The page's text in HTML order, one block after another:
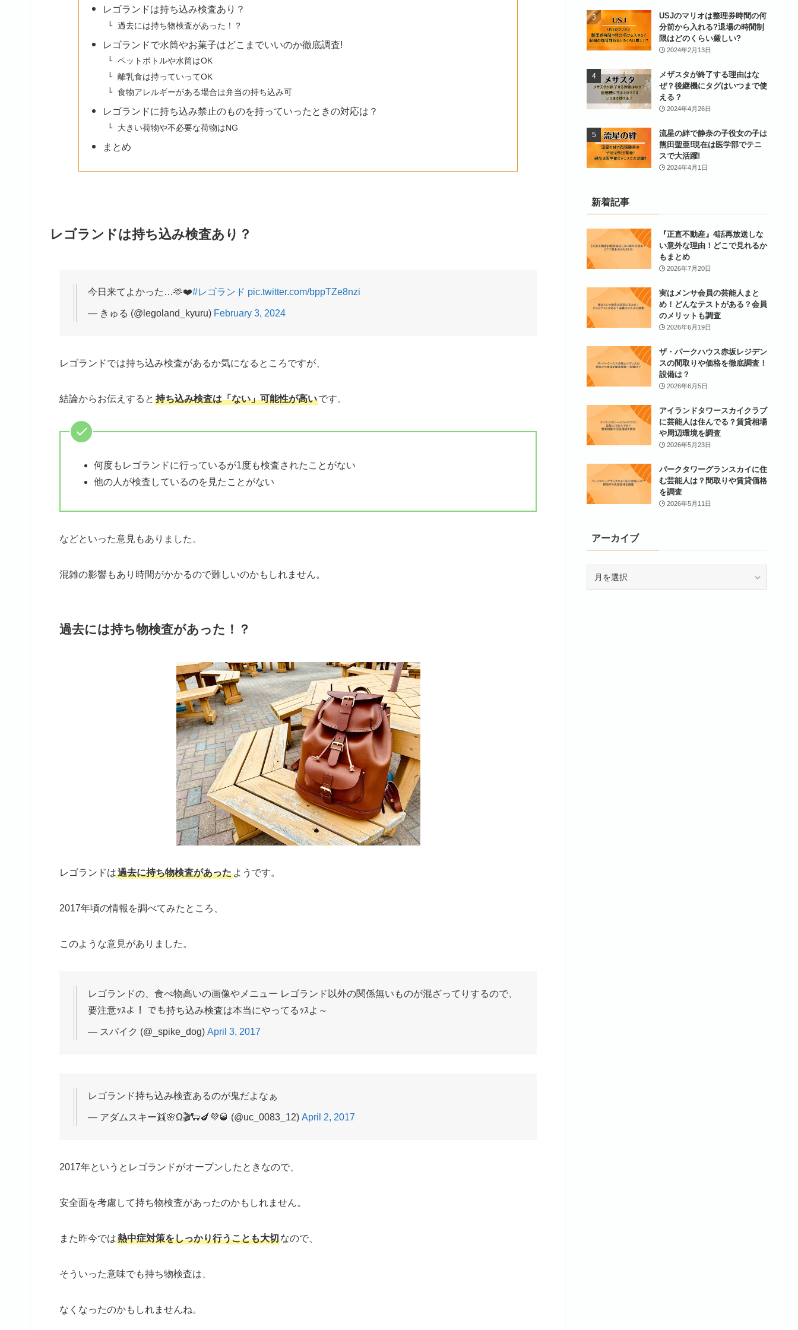
レゴランドは持ち込み検査あり？
過去には持ち物検査があった！？
レゴランドで水筒やお菓子はどこまでいいのか徹底調査!
ペットボトルや水筒はOK
離乳食は持っていってOK
食物アレルギーがある場合は弁当の持ち込み可
レゴランドに持ち込み禁止のものを持っていったときの対応は？
大きい荷物や不必要な荷物はNG
まとめ
レゴランドは持ち込み検査あり？
今日来てよかった…🫶❤️#レゴランド pic.twitter.com/bppTZe8nzi
— きゅる (@legoland_kyuru) February 3, 2024
レゴランドでは持ち込み検査があるか気になるところですが、
結論からお伝えすると 持ち込み検査は「ない」可能性が高いです。
何度もレゴランドに行っているが1度も検査されたことがない
他の人が検査しているのを見たことがない
などといった意見もありました。
混雑の影響もあり時間がかかるので難しいのかもしれません。
過去には持ち物検査があった！？
レゴランドは過去に持ち物検査があった ようです。
2017年頃の情報を調べてみたところ、
このような意見がありました。
レゴランドの、食べ物高いの画像やメニュー レゴランド以外の関係無いものが混ざってりするので、
要注意ｯｽよ！ でも持ち込み検査は本当にやってるｯｽよ～
— スパイク (@_spike_dog) April 3, 2017
レゴランド持ち込み検査あるのが鬼だよなぁ
— アダムスキー👯🌸Ω🎬🐑🍆💜🥃 (@uc_0083_12) April 2, 2017
2017年というとレゴランドがオープンしたときなので、
安全面を考慮して持ち物検査があったのかもしれません。
また昨今では熱中症対策をしっかり行うことも大切なので、
そういった意味でも持ち物検査は、
なくなったのかもしれませんね。
USJのマリオは整理券時間の何
分前から入れる?退場の時間制
限はどのくらい厳しい?
2024年2月13日
メザスタが終了する理由はな
ぜ？後継機にタグはいつまで使
える？
2024年4月26日
流星の絆で静奈の子役女の子は
熊田聖亜!現在は医学部でテニ
スで大活躍!
2024年4月1日
新着記事
『正直不動産』4話再放送しな
い意外な理由！どこで見れるか
もまとめ
2026年7月20日
実はメンサ会員の芸能人まと
め！どんなテストがある？会員
のメリットも調査
2026年6月19日
ザ・パークハウス赤坂レジデン
スの間取りや価格を徹底調査！
設備は？
2026年6月5日
アイランドタワースカイクラブ
に芸能人は住んでる？賃貸相場
や周辺環境を調査
2026年5月23日
パークタワーグランスカイに住
む芸能人は？間取りや賃貸価格
を調査
2026年5月11日
アーカイブ